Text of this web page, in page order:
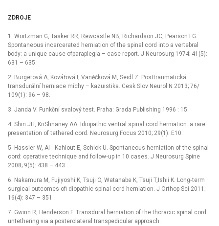
ZDROJE
1. Wortzman G, Tasker RR, Rewcastle NB, Richardson JC, Pearson FG.
Spontaneous incarcerated herniation of the spinal cord into a vertebral
body: a unique cause ofparaplegia –⁠ case report. J Neurosurg 1974; 41(5):
631 –⁠ 635.
2. Burgetová A, Kovářová I, Vaněčková M, Seidl Z. Posttraumatická
transdurální herniace míchy –⁠ kazuistika. Cesk Slov Neurol N 2013; 76/
109(1): 96 –⁠ 98.
3. Janda V. Funkční svalový test. Praha: Grada Publishing 1996 : 15.
4. Shin JH, KriShnaney AA. Idiopathic ventral spinal cord herniation: a rare
presentation of tethered cord. Neurosurg Focus 2010; 29(1): E10.
5. Hassler W, Al ‑⁠ Kahlout E, Schick U. Spontaneous herniation of the spinal
cord: operative technique and follow‑up in 10 cases. J Neurosurg Spine
2008; 9(5): 438 –⁠ 443.
6. Nakamura M, Fujiyoshi K, Tsuji O, Watanabe K, Tsuji T,Ishii K. Long‑term
surgical outcomes ofi diopathic spinal cord herniation. J Orthop Sci 2011;
16(4): 347 –⁠ 351.
7. Gwinn R, Henderson F. Transdural herniation of the thoracic spinal cord:
untethering via a posterolateral transpedicular approach.